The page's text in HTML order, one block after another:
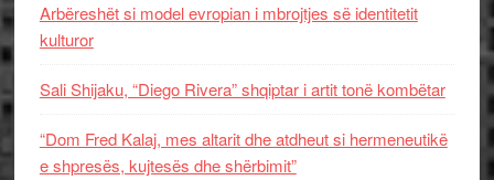
Arbëreshët si model evropian i mbrojtjes së identitetit
kulturor
Sali Shijaku, “Diego Rivera” shqiptar i artit tonë kombëtar
“Dom Fred Kalaj, mes altarit dhe atdheut si hermeneutikë
e shpresës, kujtesës dhe shërbimit”